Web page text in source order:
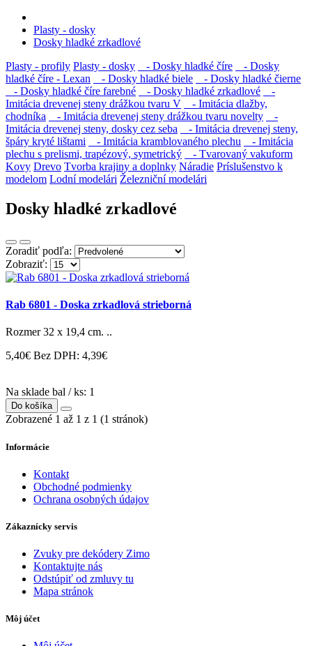
Plasty - dosky
Dosky hladké zrkadlové
Plasty - profily Plasty - dosky - Dosky hladké číre
- Dosky
hladké číre - Lexan
- Dosky hladké biele
- Dosky hladké čierne
- Dosky hladké číre farebné
- Dosky hladké zrkadlové
-
Imitácia drevenej steny drážkou tvaru V
- Imitácia dlažby,
chodníka
- Imitácia drevenej steny drážkou tvaru novelty
-
Imitácia drevenej steny, dosky cez seba
- Imitácia drevenej steny,
špáry kryté lištami
- Imitácia kramblovaného plechu
- Imitácia
plechu s prelismi, trapézový, symetrický
- Tvarovaný vakuform
Kovy Drevo Tvorba krajiny a doplnky Náradie Príslušenstvo k
modelom Lodní modelári Železniční modelári
Dosky hladké zrkadlové
Zoradiť podľa:
Zobraziť:
Rab 6801 - Doska zrkadlová strieborná
Rozmer 32 x 19,4 cm. ..
5,40€ Bez DPH: 4,39€
Na sklade bal / ks: 1
Do košíka
Zobrazené 1 až 1 z 1 (1 stránok)
Informácie
Kontakt
Obchodné podmienky
Ochrana osobných údajov
Zákaznícky servis
Zvuky pre dekódery Zimo
Kontaktujte nás
Odstúpiť od zmluvy tu
Mapa stránok
Môj účet